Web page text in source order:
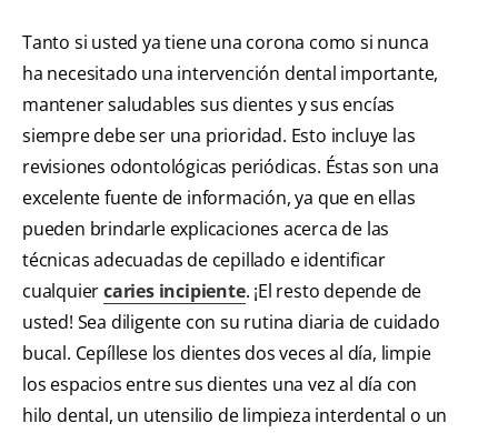
Tanto si usted ya tiene una corona como si nunca
ha necesitado una intervención dental importante,
mantener saludables sus dientes y sus encías
siempre debe ser una prioridad. Esto incluye las
revisiones odontológicas periódicas. Éstas son una
excelente fuente de información, ya que en ellas
pueden brindarle explicaciones acerca de las
técnicas adecuadas de cepillado e identificar
cualquiercaries incipiente. ¡El resto depende de
usted! Sea diligente con su rutina diaria de cuidado
bucal. Cepíllese los dientes dos veces al día, limpie
los espacios entre sus dientes una vez al día con
hilo dental, un utensilio de limpieza interdental o un